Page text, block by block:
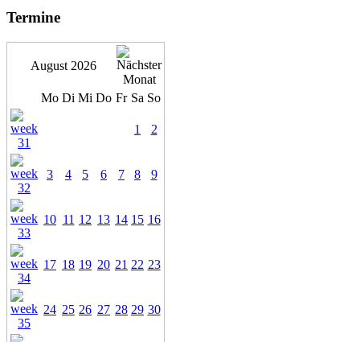
Termine
August 2026
Mo Di Mi Do Fr Sa So
1 2
3 4 5 6 7 8 9
10 11 12 13 14 15 16
17 18 19 20 21 22 23
24 25 26 27 28 29 30